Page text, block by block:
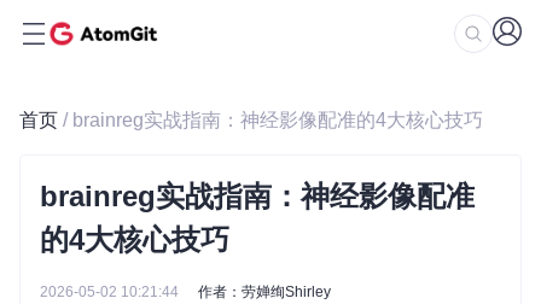
首页 / brainreg实战指南：神经影像配准的4大核心技巧
brainreg实战指南：神经影像配准
的4大核心技巧
2026-05-02 10:21:44 作者：劳婵绚Shirley